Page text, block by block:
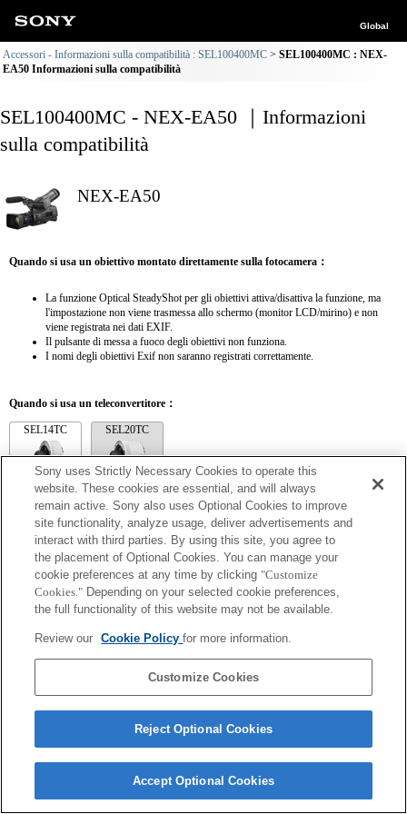
Global
Accessori - Informazioni sulla compatibilità : SEL100400MC
SEL100400MC : NEX-
EA50 Informazioni sulla compatibilità
SEL100400MC - NEX-EA50 ｜Informazioni
sulla compatibilità
NEX-EA50
Quando si usa un obiettivo montato direttamente sulla fotocamera：
La funzione Optical SteadyShot per gli obiettivi attiva/disattiva la funzione, ma
l'impostazione non viene trasmessa allo schermo (monitor LCD/mirino) e non
viene registrata nei dati EXIF.
Il pulsante di messa a fuoco degli obiettivi non funziona.
I nomi degli obiettivi Exif non saranno registrati correttamente.
Quando si usa un teleconvertitore：
SEL14TC SEL20TC
SEL14TC
La lunghezza focale e l'apertura massima per il nome Exif dell'obiettivo saranno
espressi usando fattori di ingrandimento. Tuttavia, i valori del diaframma moltiplicati
per l'ingrandimento pari a 10 o superiori non verranno visualizzati correttamente.
Copyright 2026 Sony Corporation
Sony uses Strictly Necessary Cookies to operate this
website. These cookies are essential, and will always
remain active. Sony also uses Optional Cookies to improve
site functionality, analyze usage, deliver advertisements and
interact with third parties. By using this site, you agree to
the placement of Optional Cookies. You can manage your
cookie preferences at any time by clicking "Customize
Cookies." Depending on your selected cookie preferences,
the full functionality of this website may not be available.
Review our Cookie Policyfor more information.
Customize Cookies
Reject Optional Cookies
Accept Optional Cookies